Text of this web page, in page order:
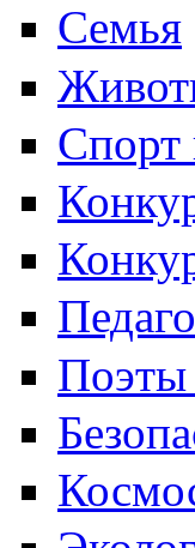
Семья
Поэты